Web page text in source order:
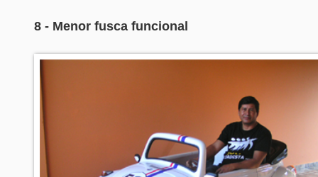
8 - Menor fusca funcional